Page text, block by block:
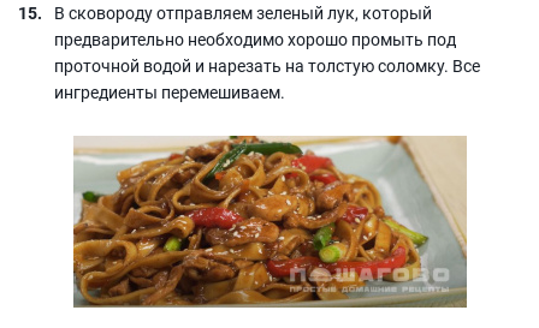
В сковороду отправляем зеленый лук, который
предварительно необходимо хорошо промыть под
проточной водой и нарезать на толстую соломку. Все
ингредиенты перемешиваем.